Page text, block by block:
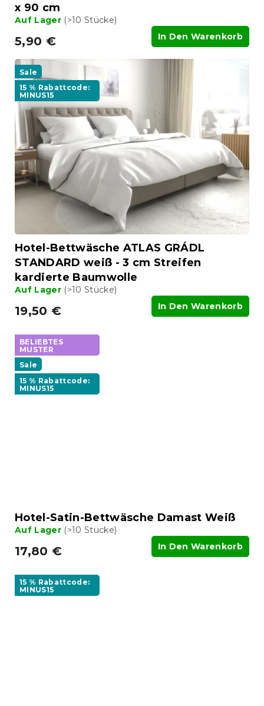
x 90 cm
Auf Lager (>10 Stücke)
5,90 € In Den Warenkorb
Sale
15 % Rabattcode:
MINUS15
Hotel-Bettwäsche ATLAS GRÁDL
STANDARD weiß - 3 cm Streifen
kardierte Baumwolle
Auf Lager (>10 Stücke)
19,50 € In Den Warenkorb
BELIEBTES
MUSTER
Sale
15 % Rabattcode:
MINUS15
Hotel-Satin-Bettwäsche Damast Weiß
Auf Lager (>10 Stücke)
17,80 € In Den Warenkorb
15 % Rabattcode:
MINUS15